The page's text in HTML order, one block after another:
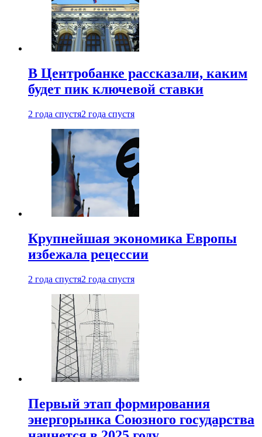
В Центробанке рассказали, каким
будет пик ключевой ставки
2 года спустя2 года спустя
Крупнейшая экономика Европы
избежала рецессии
2 года спустя2 года спустя
Первый этап формирования
энергорынка Союзного государства